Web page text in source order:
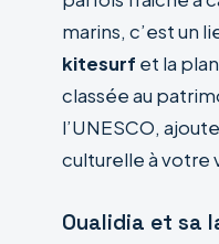
marins, c’est un
kitesurf et la
classée au
l’UNESCO,
culturelle à votre
Oualidia et sa